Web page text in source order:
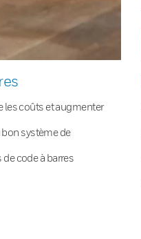
les coûts et augmenter
bon système de
code à barres